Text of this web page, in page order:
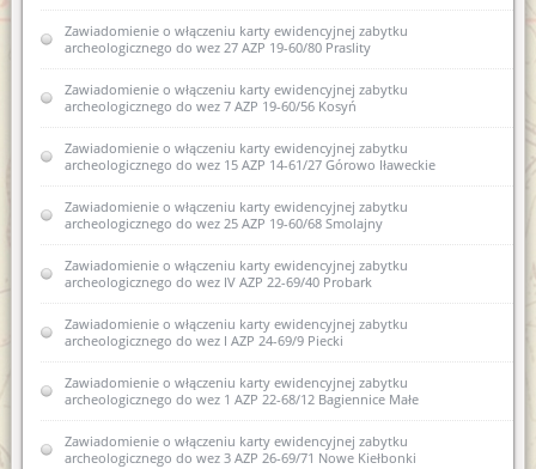
Zawiadomienie o sporządzeniu nowej karty ewidencyjnej
zabytku archeologicznego lądowego 2 AZP 22-62/4 Barczewko
Zawiadomienie o zamiarze włączenia karty ewidencyjnej
zabytku archeologicznego lądowego do Wojewódzkiej
ewidencji zabytków 9 AZP 23-62/25 Łęgajny
Zawiadomienie o zamiarze sporządzenia nowej karty
ewidencyjnej zabytku archeologicznego lądowego w
wojewódzkiej ewidencji zabytków nr 2 AZP 20-67/12 w obrębie
Samławki
Zawiadomienie o zamiarze sporządzenia nowej karty
ewidencyjnej zabytku archeologicznego lądowego w
wojewódzkiej ewidencji zabytków 2 AZP 23-70/1 Kosewo
Zawiadomienie o zamiarze włączenia do wojewódzkiej karty
ewidencyjnej zabytku archeologicznego lądowego AZP 19-68/54
Zawiadomienie o wszczęciu postępowania administracyjnego w
sprawie wydania pozwolenia na prowadzenie archeologicznych
badań powierzchniowych w zakresie planowanej rozbudowy
drogi krajowej nr 51 na odcinku obwodnicy miejscowości
Smolajny
Zawiadomienie o włączeniu karty ewidencyjnej zabytku
archeologicznego do wez 27 AZP 19-60/80 Praslity
Zawiadomienie o włączeniu karty ewidencyjnej zabytku
archeologicznego do wez 7 AZP 19-60/56 Kosyń
Zawiadomienie o włączeniu karty ewidencyjnej zabytku
archeologicznego do wez 15 AZP 14-61/27 Górowo Iławeckie
Zawiadomienie o włączeniu karty ewidencyjnej zabytku
archeologicznego do wez 25 AZP 19-60/68 Smolajny
Zawiadomienie o włączeniu karty ewidencyjnej zabytku
archeologicznego do wez IV AZP 22-69/40 Probark
Zawiadomienie o włączeniu karty ewidencyjnej zabytku
archeologicznego do wez I AZP 24-69/9 Piecki
Zawiadomienie o włączeniu karty ewidencyjnej zabytku
archeologicznego do wez 1 AZP 22-68/12 Bagiennice Małe
Zawiadomienie o włączeniu karty ewidencyjnej zabytku
archeologicznego do wez 3 AZP 26-69/71 Nowe Kiełbonki